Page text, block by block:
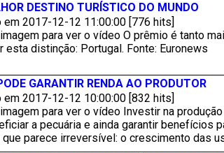
DESTINO TURÍSTICO DO MUNDO
em 2017-12-12 11:00:00 [776 hits]
para ver o vídeo O prêmio é tanto
esta distinção: Portugal. Fonte: Euronews
GARANTIR RENDA AO PRODUTOR
em 2017-12-12 10:00:00 [832 hits]
para ver o vídeo Investir na
a pecuária e ainda garantir benefícios
parece irreversível: o crescimento das